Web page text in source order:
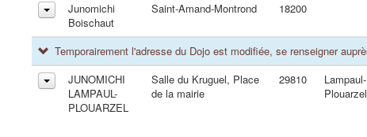
Junomichi
Boischaut
Saint-Amand-Montrond 18200
Temporairement l'adresse du Dojo est modifiée, se renseigner
JUNOMICHI
LAMPAUL-
PLOUARZEL
Salle du Kruguel, Place
de la mairie
29810
Lampaul-
Plouarzel